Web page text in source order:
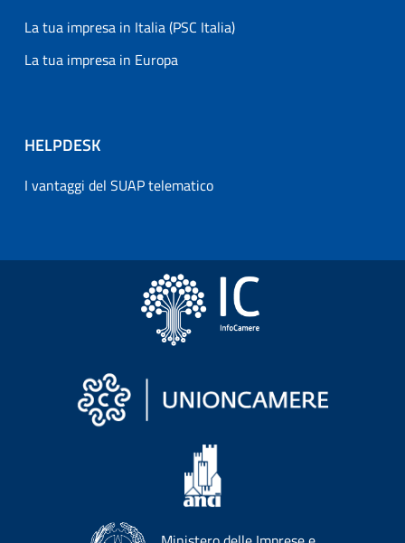
La tua impresa in Italia (PSC Italia)
La tua impresa in Europa
HELPDESK
I vantaggi del SUAP telematico